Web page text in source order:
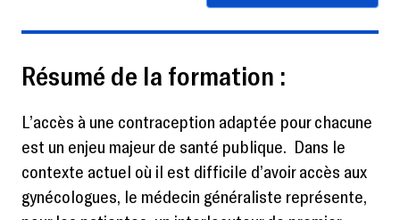
Résumé de la formation :
L’accès à une contraception adaptée pour chacune
est un enjeu majeur de santé publique. Dans le
contexte actuel où il est difficile d’avoir accès aux
gynécologues, le médecin généraliste représente,